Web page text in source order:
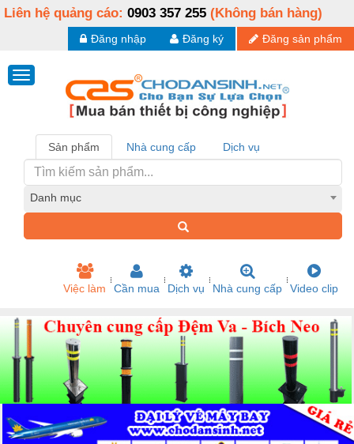
Liên hệ quảng cáo: 0903 357 255 (Không bán hàng)
Đăng sản phẩm
Đăng ký
Đăng nhập
Sản phẩm Nhà cung cấp Dịch vụ
Danh mục
Việc làm Cần mua Dịch vụ Nhà cung cấp Video clip